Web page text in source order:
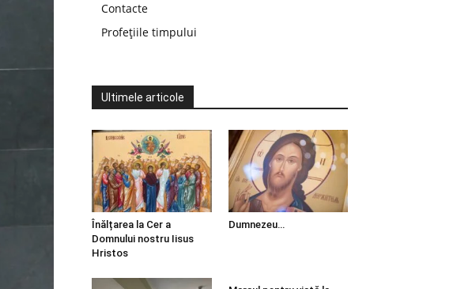
Contacte
Profețiile timpului
Ultimele articole
Înălțarea la Cer a
Domnului nostru Iisus
Hristos
Dumnezeu…